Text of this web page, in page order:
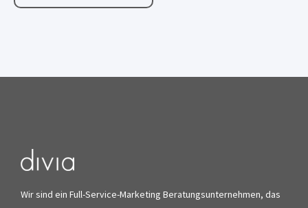
Wir sind ein Full-Service-Marketing Beratungsunternehmen, das